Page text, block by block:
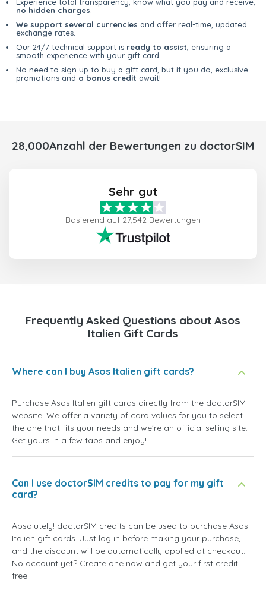
no hidden charges
We support several currencies and offer real-time, updated
exchange rates.
Our 24/7 technical support is ready to assist , ensuring a
smooth experience with your gift card.
No need to sign up to buy a gift card, but if you do, exclusive
promotions and a bonus credit await!
28,000Anzahl der Bewertungen zu doctorSIM
Sehr gut
Basierend auf 27,542 Bewertungen
Frequently Asked Questions about Asos
Italien Gift Cards
Where can I buy Asos Italien gift cards?
Purchase Asos Italien gift cards directly from the doctorSIM
website. We offer a variety of card values for you to select
the one that fits your needs and we're an official selling site.
Get yours in a few taps and enjoy!
Can I use doctorSIM credits to pay for my gift
card?
Absolutely! doctorSIM credits can be used to purchase Asos
Italien gift cards. Just log in before making your purchase,
and the discount will be automatically applied at checkout.
No account yet? Create one now and get your first credit
free!